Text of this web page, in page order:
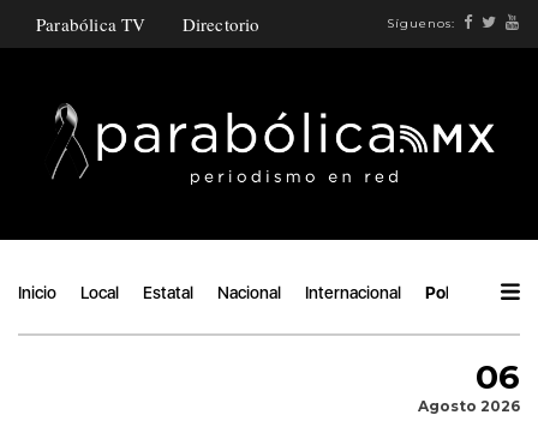
Parabólica TV Directorio Síguenos:
Inicio Local Estatal Nacional Internacional Política
06
Agosto 2026